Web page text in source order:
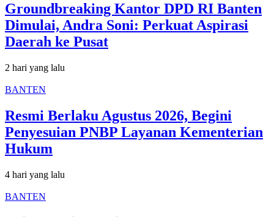
Groundbreaking Kantor DPD RI Banten
Dimulai, Andra Soni: Perkuat Aspirasi
Daerah ke Pusat
2 hari yang lalu
BANTEN
Resmi Berlaku Agustus 2026, Begini
Penyesuian PNBP Layanan Kementerian
Hukum
4 hari yang lalu
BANTEN